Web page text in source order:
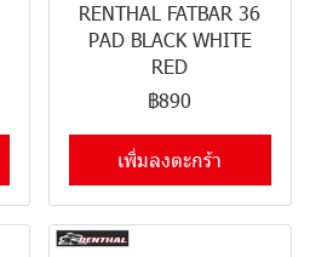
RENTHAL FATBAR 36
PAD BLACK WHITE
RED
฿890
เพิ่มลงตะกร้า